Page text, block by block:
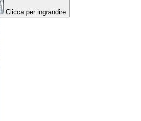
Clicca per ingrandire